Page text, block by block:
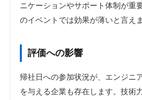
ニケーションやサポート体制が重
のイベントでは効果が薄いと言えま
評価への影響
帰社日への参加状況が、エンジニ
を与える企業も存在します。技術